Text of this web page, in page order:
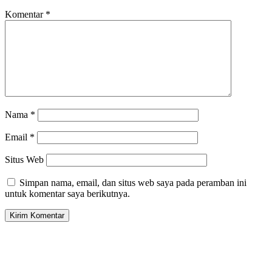
Komentar *
Nama *
Email *
Situs Web
Simpan nama, email, dan situs web saya pada peramban ini
untuk komentar saya berikutnya.